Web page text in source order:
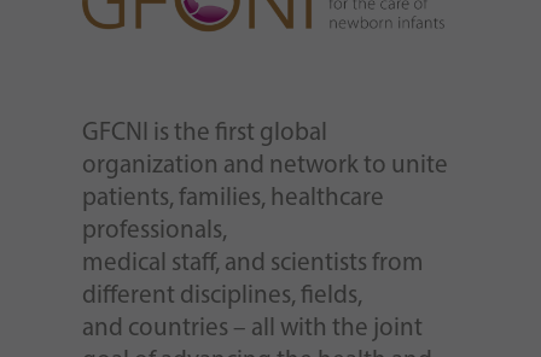
GFCNI is the first global
organization and network to unite
patients, families, healthcare
professionals,
medical staff, and scientists from
different disciplines, fields,
and countries – all with the joint